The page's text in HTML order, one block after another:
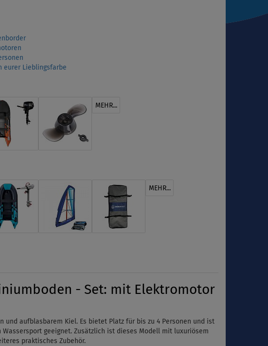
eurer Lieblingsfarbe
MEHR...
MEHR...
- Set: mit Elektromotor
und aufblasbarem Kiel. Es bietet Platz für bis zu 4 Personen und ist
geeignet. Zusätzlich ist dieses Modell mit luxuriösem
praktisches Zubehör.